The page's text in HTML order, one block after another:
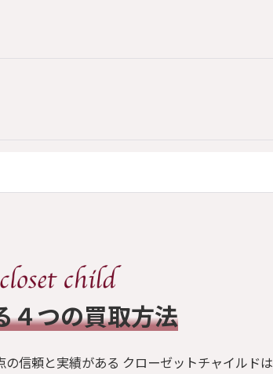
４つの買取方法
の信頼と実績がある クローゼットチャイルドは